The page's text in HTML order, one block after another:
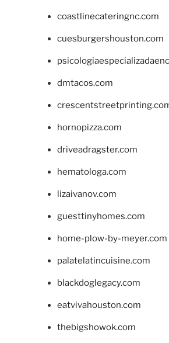
coastlinecateringnc.com
cuesburgershouston.com
dmtacos.com
hornopizza.com
driveadragster.com
hematologa.com
lizaivanov.com
guesttinyhomes.com
home-plow-by-meyer.com
palatelatincuisine.com
blackdoglegacy.com
eatvivahouston.com
thebigshowok.com